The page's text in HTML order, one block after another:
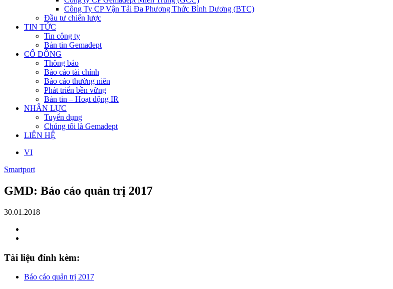
Công Ty CP Vận Tải Đa Phương Thức Bình Dương (BTC)
Đầu tư chiến lược
TIN TỨC
Tin công ty
Bản tin Gemadept
CỔ ĐÔNG
Thông báo
Báo cáo tài chính
Báo cáo thường niên
Phát triển bền vững
Bản tin – Hoạt động IR
NHÂN LỰC
Tuyển dụng
Chúng tôi là Gemadept
LIÊN HỆ
VI
Smartport
GMD: Báo cáo quản trị 2017
30.01.2018
Tài liệu đính kèm:
Báo cáo quản trị 2017